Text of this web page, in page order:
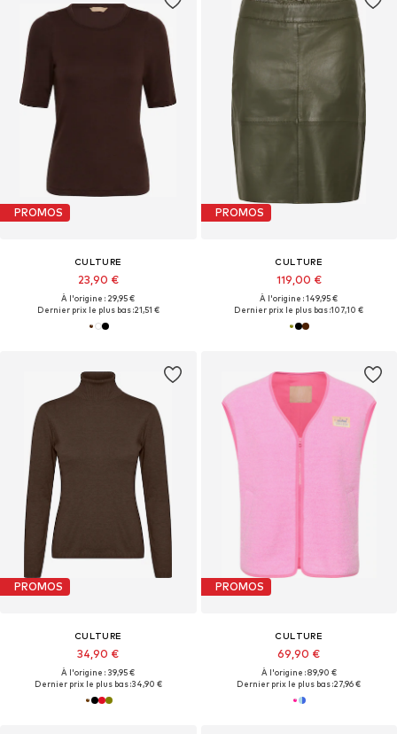
PROMOS
CULTURE
23,90 €
À l'origine : 29,95 €
Dernier prix le plus bas :21,51 €
PROMOS
CULTURE
119,00 €
À l'origine : 149,95 €
Dernier prix le plus bas :107,10 €
PROMOS
CULTURE
34,90 €
À l'origine : 39,95 €
Dernier prix le plus bas :34,90 €
PROMOS
CULTURE
69,90 €
À l'origine : 89,90 €
Dernier prix le plus bas :27,96 €